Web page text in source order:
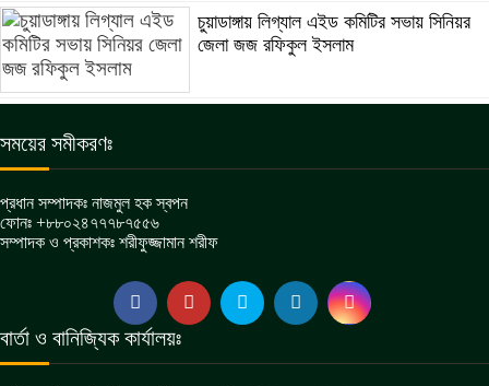
চুয়াডাঙ্গায় লিগ্যাল এইড কমিটির সভায় সিনিয়র
জেলা জজ রফিকুল ইসলাম
সময়ের সমীকরণঃ
প্রধান সম্পাদকঃ নাজমুল হক স্বপন
ফোনঃ +৮৮০২৪৭৭৭৮৭৫৫৬
সম্পাদক ও প্রকাশকঃ শরীফুজ্জামান শরীফ
বার্তা ও বানিজ্যিক কার্যালয়ঃ